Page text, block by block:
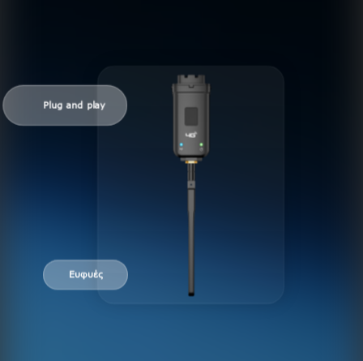
Plug and play
Ευφυές